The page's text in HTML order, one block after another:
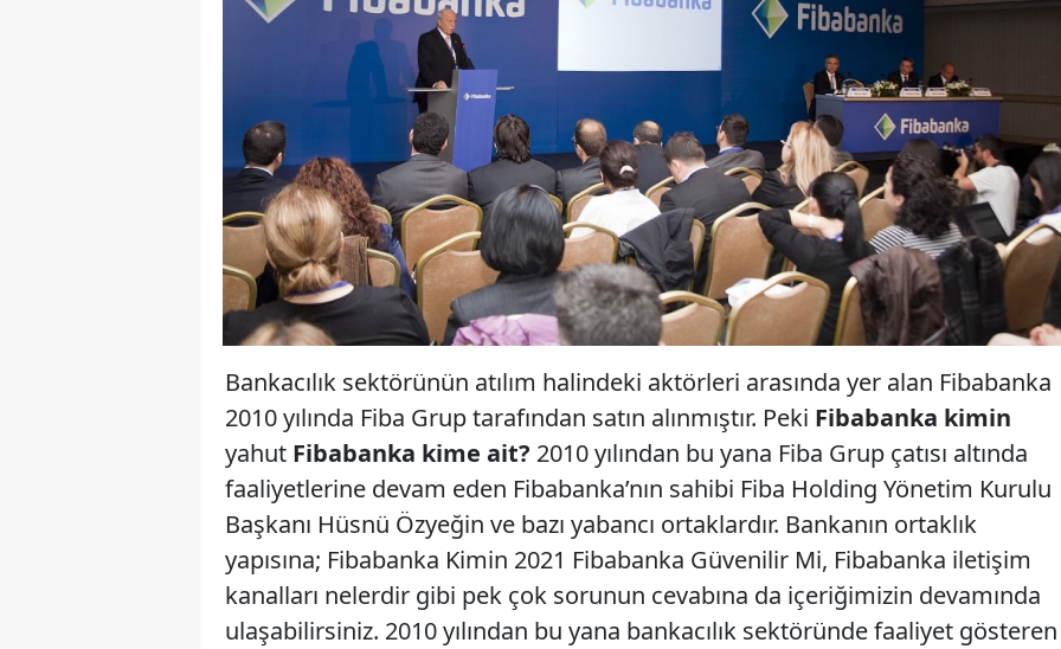
Bankacılık sektörünün atılım halindeki aktörleri arasında yer alan Fibabanka
2010 yılında Fiba Grup tarafından satın alınmıştır. Peki Fibabanka kimin
yahut Fibabanka kime ait? 2010 yılından bu yana Fiba Grup çatısı altında
faaliyetlerine devam eden Fibabanka’nın sahibi Fiba Holding Yönetim Kurulu
Başkanı Hüsnü Özyeğin ve bazı yabancı ortaklardır. Bankanın ortaklık
yapısına; Fibabanka Kimin 2021 Fibabanka Güvenilir Mi, Fibabanka iletişim
kanalları nelerdir gibi pek çok sorunun cevabına da içeriğimizin devamında
ulaşabilirsiniz. 2010 yılından bu yana bankacılık sektöründe faaliyet gösteren